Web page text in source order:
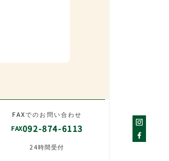
FAXでのお問い合わせ
FAX092-874-6113
24時間受付